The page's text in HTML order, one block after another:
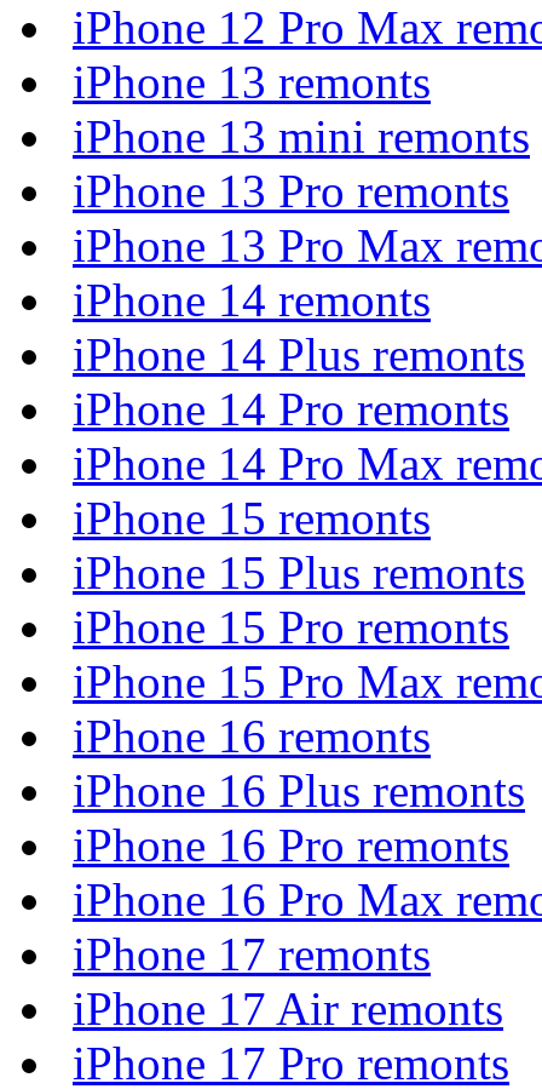
iPhone 12 Pro Max
iPhone 13 remonts
iPhone 13 mini remonts
iPhone 13 Pro remonts
iPhone 13 Pro Max
iPhone 14 remonts
iPhone 14 Plus remonts
iPhone 14 Pro remonts
iPhone 14 Pro Max
iPhone 15 remonts
iPhone 15 Plus remonts
iPhone 15 Pro remonts
iPhone 15 Pro Max
iPhone 16 remonts
iPhone 16 Plus remonts
iPhone 16 Pro remonts
iPhone 16 Pro Max
iPhone 17 remonts
iPhone 17 Air remonts
iPhone 17 Pro remonts